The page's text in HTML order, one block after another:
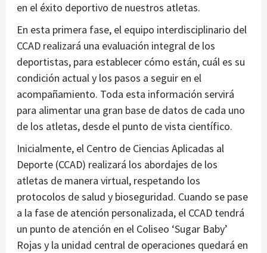
en el éxito deportivo de nuestros atletas.
En esta primera fase, el equipo interdisciplinario del
CCAD realizará una evaluación integral de los
deportistas, para establecer cómo están, cuál es su
condición actual y los pasos a seguir en el
acompañamiento. Toda esta información servirá
para alimentar una gran base de datos de cada uno
de los atletas, desde el punto de vista científico.
Inicialmente, el Centro de Ciencias Aplicadas al
Deporte (CCAD) realizará los abordajes de los
atletas de manera virtual, respetando los
protocolos de salud y bioseguridad. Cuando se pase
a la fase de atención personalizada, el CCAD tendrá
un punto de atención en el Coliseo ‘Sugar Baby’
Rojas y la unidad central de operaciones quedará en